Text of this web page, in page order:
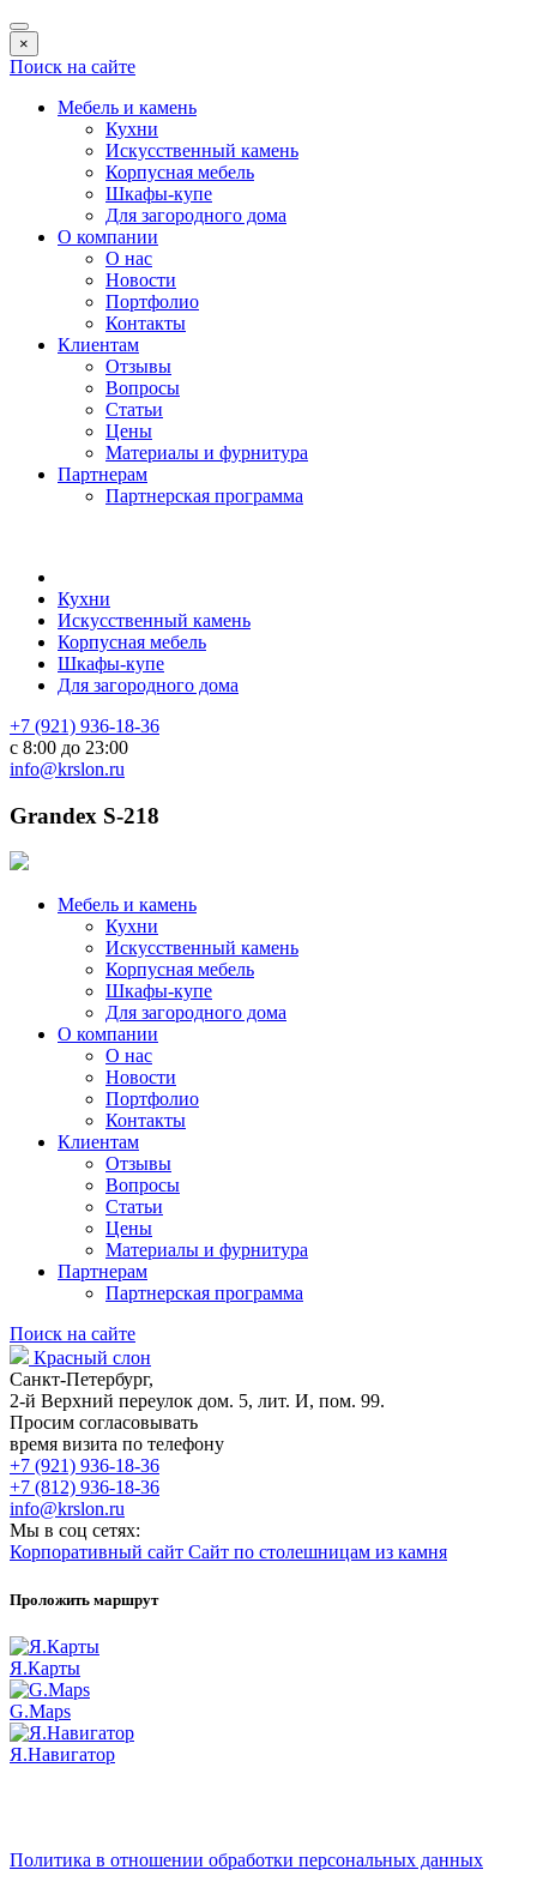
×
Поиск на сайте
Мебель и камень
Кухни
Искусственный камень
Корпусная мебель
Шкафы-купе
Для загородного дома
О компании
О нас
Новости
Портфолио
Контакты
Клиентам
Отзывы
Вопросы
Статьи
Цены
Материалы и фурнитура
Партнерам
Партнерская программа
Кухни
Искусственный камень
Корпусная мебель
Шкафы-купе
Для загородного дома
+7 (921) 936-18-36
с 8:00 до 23:00
info@krslon.ru
Grandex S-218
Мебель и камень
Кухни
Искусственный камень
Корпусная мебель
Шкафы-купе
Для загородного дома
О компании
О нас
Новости
Портфолио
Контакты
Клиентам
Отзывы
Вопросы
Статьи
Цены
Материалы и фурнитура
Партнерам
Партнерская программа
Поиск на сайте
Красный слон
Санкт-Петербург,
2-й Верхний переулок дом. 5, лит. И, пом. 99.
Просим согласовывать
время визита по телефону
+7 (921) 936-18-36
+7 (812) 936-18-36
info@krslon.ru
Мы в соц сетях:
Корпоративный сайт Сайт по столешницам из камня
Проложить маршрут
Я.Карты
G.Maps
Я.Навигатор
Политика в отношении обработки персональных данных